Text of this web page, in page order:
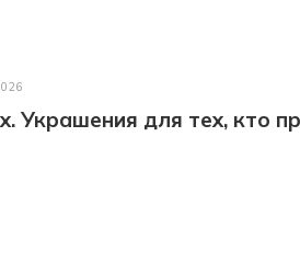
Украшения для тех, кто